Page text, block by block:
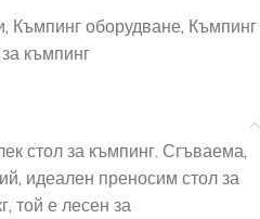
, Къмпинг оборудване, Къмпинг
къмпинг
стол за къмпинг. Сгъваема,
идеален преносим стол за
той е лесен за